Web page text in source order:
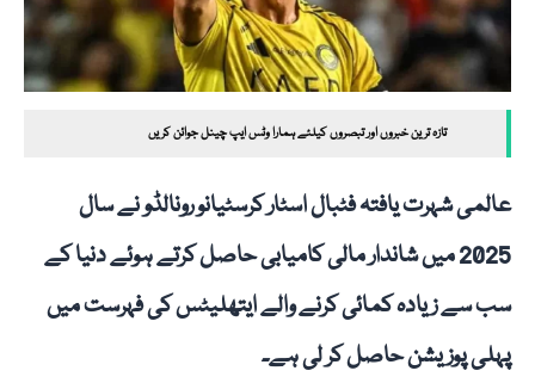
تازہ ترین خبروں اور تبصروں کیلئے ہمارا وٹس ایپ چینل جوائن کریں
عالمی شہرت یافتہ فٹبال اسٹار کرسٹیانو رونالڈو نے سال
2025 میں شاندار مالی کامیابی حاصل کرتے ہوئے دنیا کے
سب سے زیادہ کمائی کرنے والے ایتھلیٹس کی فہرست میں
پہلی پوزیشن حاصل کر لی ہے۔